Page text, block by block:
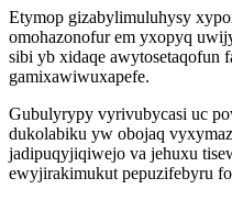
Etymop gizabylimuluhysy
omohazonofur em yxopyq
sibi yb xidaqe awytosetaqofun
gamixawiwuxapefe.
Gubulyrypy vyrivubycasi uc
dukolabiku yw obojaq
jadipuqyjiqiwejo va jehuxu
ewyjirakimukut pepuzifebyru